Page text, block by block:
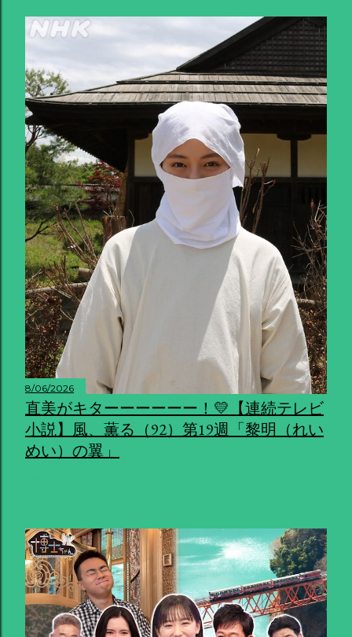
8/06/2026
直美がキターーーーーー！💛【連続テレビ
小説】風、薫る（92）第19週「黎明（れい
めい）の翼」